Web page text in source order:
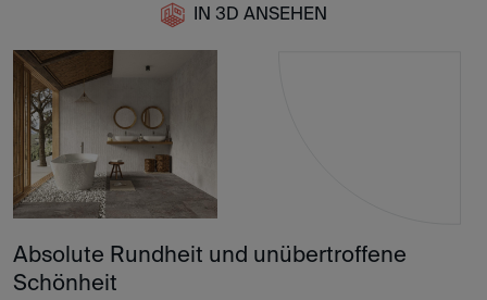
IN 3D ANSEHEN
Absolute Rundheit und unübertroffene
Schönheit